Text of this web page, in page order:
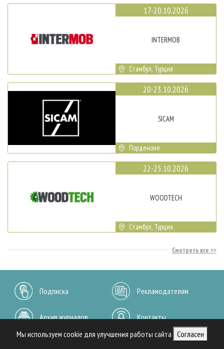
Мы используем cookie для улучшения работы сайта Согласен
17-20.10.2026
INTERMOB
Стамбул, Турция
20-23.10.2026
SICAM
Порденоне
22-25.10.2026
WOODTECH
Стамбул, Турция
Смотреть все
Подписка Рекламодателям
Архив журналов Контакты